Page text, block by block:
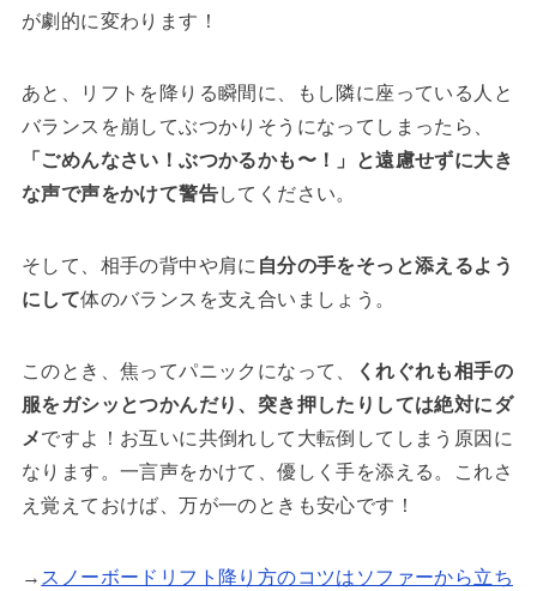
が劇的に変わります！
あと、リフトを降りる瞬間に、もし隣に座っている人と
バランスを崩してぶつかりそうになってしまったら、
「ごめんなさい！ぶつかるかも〜！」と遠慮せずに大き
な声で声をかけて警告してください。
そして、相手の背中や肩に 自分の手をそっと添えるよう
にして体のバランスを支え合いましょう。
このとき、焦ってパニックになって、
くれぐれも相手の
服をガシッとつかんだり、突き押したりしては絶対にダ
メですよ！お互いに共倒れして大転倒してしまう原因に
なります。一言声をかけて、優しく手を添える。これさ
え覚えておけば、万が一のときも安心です！
→ スノーボードリフト降り方のコツはソファーから立ち